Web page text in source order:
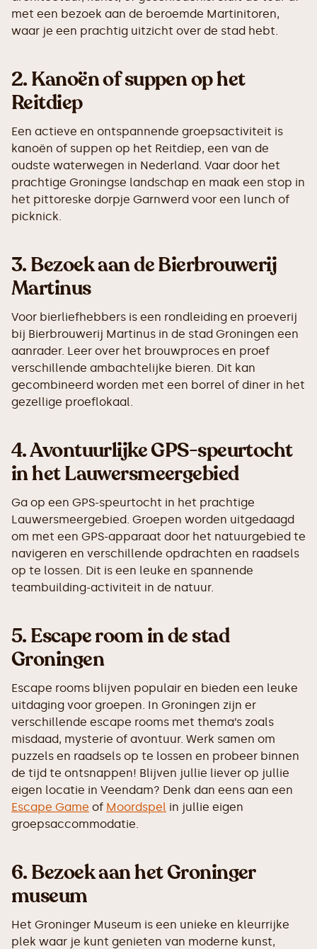
met een bezoek aan de beroemde Martinitoren,
waar je een prachtig uitzicht over de stad hebt.
2.Kanoën of suppen op het
Reitdiep
Een actieve en ontspannende groepsactiviteit is
kanoën of suppen op het Reitdiep, een van de
oudste waterwegen in Nederland. Vaar door het
prachtige Groningse landschap en maak een stop in
het pittoreske dorpje Garnwerd voor een lunch of
picknick.
3.Bezoek aan de Bierbrouwerij
Martinus
Voor bierliefhebbers is een rondleiding en proeverij
bij Bierbrouwerij Martinus in de stad Groningen een
aanrader. Leer over het brouwproces en proef
verschillende ambachtelijke bieren. Dit kan
gecombineerd worden met een borrel of diner in het
gezellige proeflokaal.
4.Avontuurlijke GPS-speurtocht
in het Lauwersmeergebied
Ga op een GPS-speurtocht in het prachtige
Lauwersmeergebied. Groepen worden uitgedaagd
om met een GPS-apparaat door het natuurgebied te
navigeren en verschillende opdrachten en raadsels
op te lossen. Dit is een leuke en spannende
teambuilding-activiteit in de natuur.
5.Escape room in de stad
Groningen
Escape rooms blijven populair en bieden een leuke
uitdaging voor groepen. In Groningen zijn er
verschillende escape rooms met thema’s zoals
misdaad, mysterie of avontuur. Werk samen om
puzzels en raadsels op te lossen en probeer binnen
de tijd te ontsnappen! Blijven jullie liever op jullie
eigen locatie in Veendam? Denk dan eens aan een
Escape Game of Moordspel in jullie eigen
groepsaccommodatie.
6.Bezoek aan het Groninger
museum
Het Groninger Museum is een unieke en kleurrijke
plek waar je kunt genieten van moderne kunst,